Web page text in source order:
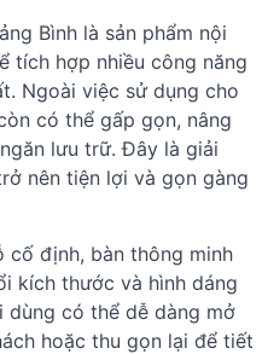
Bình là sản phẩm nội
tích hợp nhiều công năng
Ngoài việc sử dụng cho
có thể gấp gọn, nâng
lưu trữ. Đây là giải
nên tiện lợi và gọn gàng
cố định, bàn thông minh
kích thước và hình dáng
dùng có thể dễ dàng mở
hoặc thu gọn lại để tiết